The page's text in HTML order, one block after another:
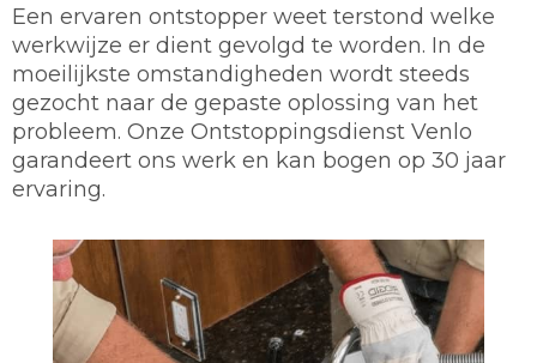
Een ervaren ontstopper weet terstond welke
werkwijze er dient gevolgd te worden. In de
moeilijkste omstandigheden wordt steeds
gezocht naar de gepaste oplossing van het
probleem. Onze Ontstoppingsdienst Venlo
garandeert ons werk en kan bogen op 30 jaar
ervaring.